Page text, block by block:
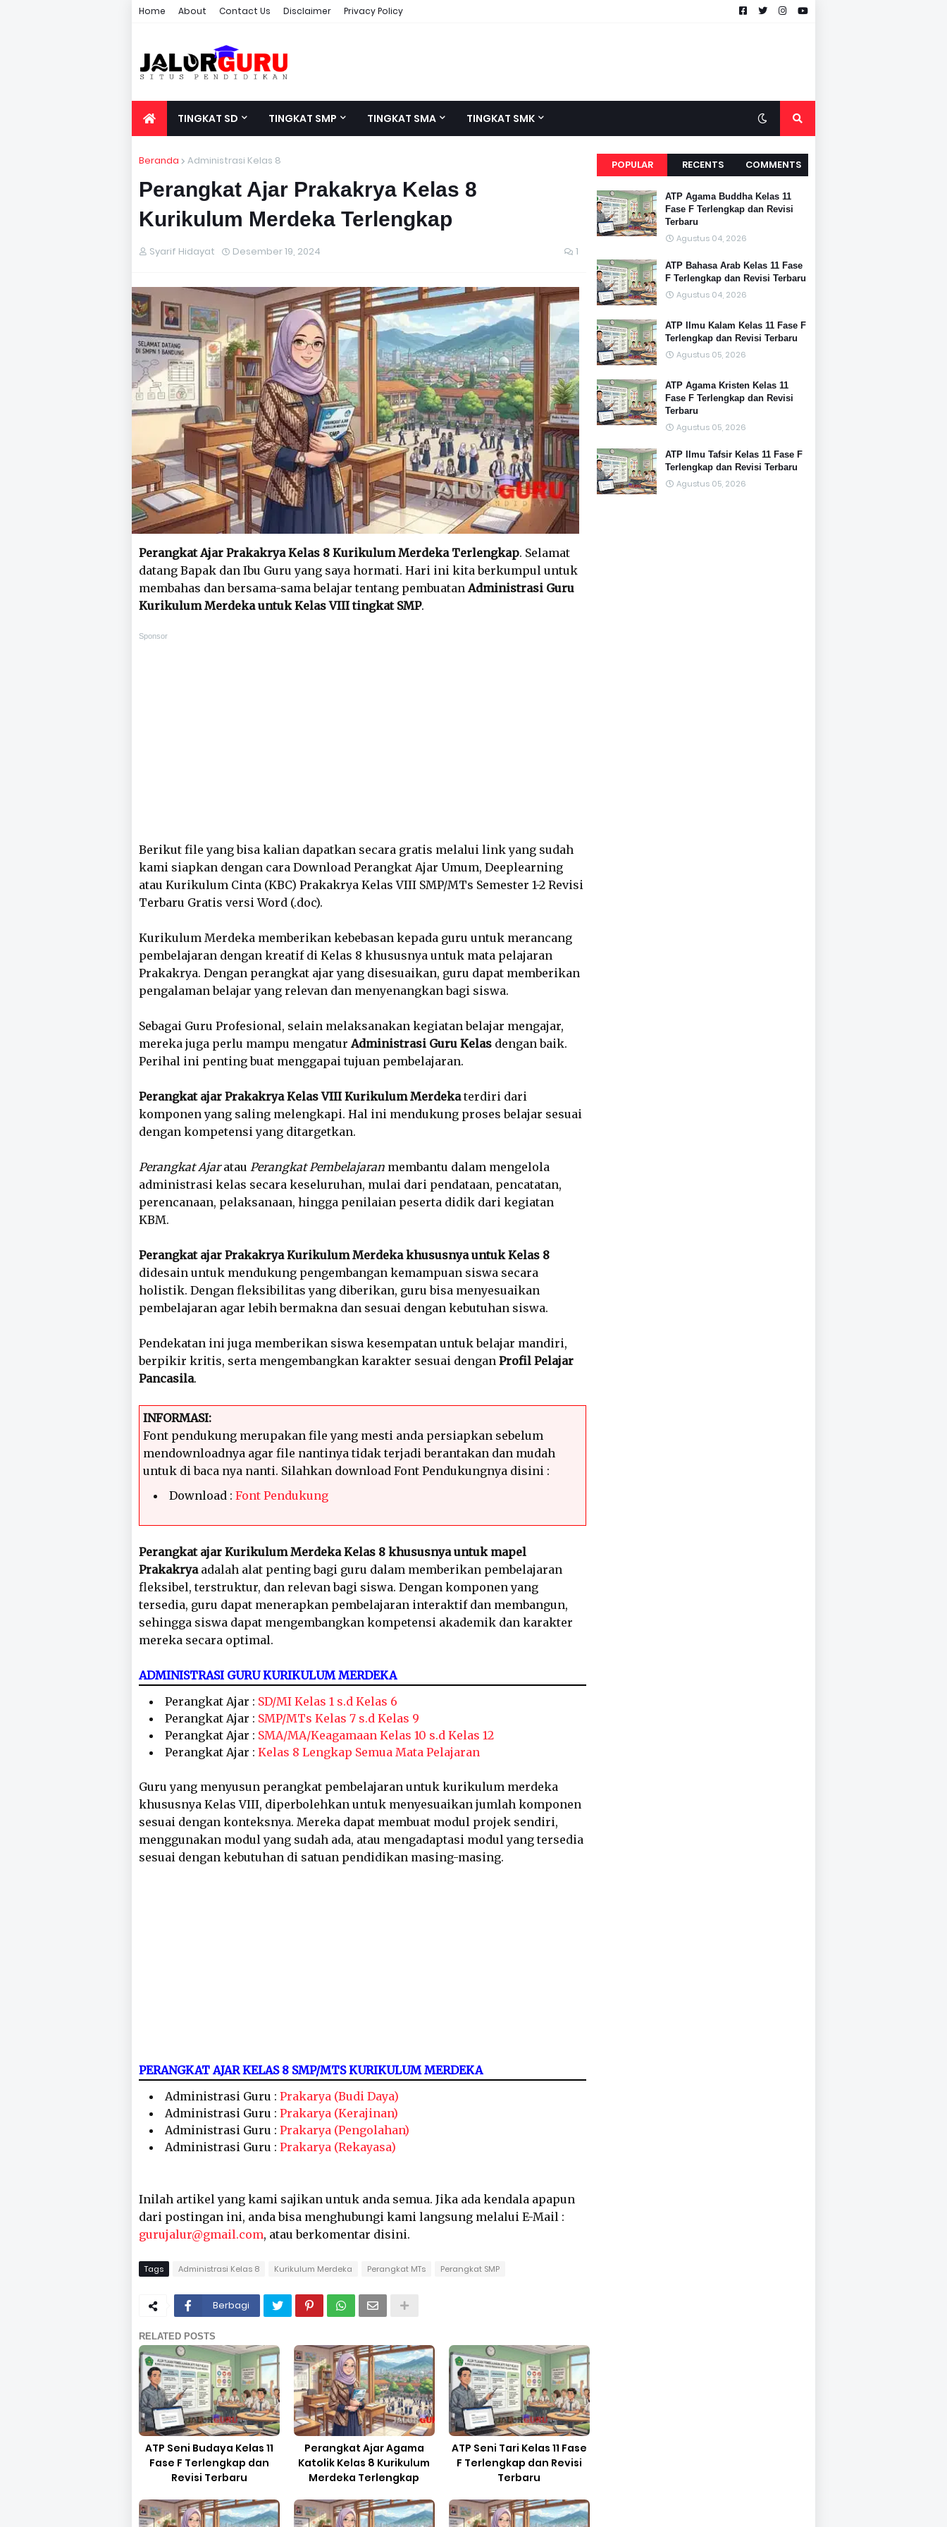
Home About Contact Us Disclaimer Privacy Policy
TINGKAT SD TINGKAT SMP TINGKAT SMA TINGKAT SMK
Beranda Administrasi Kelas 8
Perangkat Ajar Prakakrya Kelas 8
Kurikulum Merdeka Terlengkap
Syarif Hidayat Desember 19, 2024 1
Perangkat Ajar Prakakrya Kelas 8 Kurikulum Merdeka Terlengkap. Selamat
datang Bapak dan Ibu Guru yang saya hormati. Hari ini kita berkumpul untuk
membahas dan bersama-sama belajar tentang pembuatanAdministrasi Guru
Kurikulum Merdeka untuk Kelas VIII tingkat SMP.
Sponsor
Berikut file yang bisa kalian dapatkan secara gratis melalui link yang sudah
kami siapkan dengan cara Download Perangkat Ajar Umum, Deeplearning
atau Kurikulum Cinta (KBC) Prakakrya Kelas VIII SMP/MTs Semester 1-2 Revisi
Terbaru Gratis versi Word (.doc).
Kurikulum Merdeka memberikan kebebasan kepada guru untuk merancang
pembelajaran dengan kreatif di Kelas 8 khususnya untuk mata pelajaran
Prakakrya. Dengan perangkat ajar yang disesuaikan, guru dapat memberikan
pengalaman belajar yang relevan dan menyenangkan bagi siswa.
Sebagai Guru Profesional, selain melaksanakan kegiatan belajar mengajar,
mereka juga perlu mampu mengaturAdministrasi Guru Kelas dengan baik.
Perihal ini penting buat menggapai tujuan pembelajaran.
Perangkat ajar Prakakrya Kelas VIII Kurikulum Merdekaterdiri dari
komponen yang saling melengkapi. Hal ini mendukung proses belajar sesuai
dengan kompetensi yang ditargetkan.
Perangkat Ajaratau Perangkat Pembelajaran membantu dalam mengelola
administrasi kelas secara keseluruhan, mulai dari pendataan, pencatatan,
perencanaan, pelaksanaan, hingga penilaian peserta didik dari kegiatan
KBM.
Perangkat ajar Prakakrya Kurikulum Merdeka khususnya untuk Kelas 8
didesain untuk mendukung pengembangan kemampuan siswa secara
holistik. Dengan fleksibilitas yang diberikan, guru bisa menyesuaikan
pembelajaran agar lebih bermakna dan sesuai dengan kebutuhan siswa.
Pendekatan ini juga memberikan siswa kesempatan untuk belajar mandiri,
berpikir kritis, serta mengembangkan karakter sesuai dengan Profil Pelajar
Pancasila.
INFORMASI:
Font pendukung merupakan file yang mesti anda persiapkan sebelum
mendownloadnya agar file nantinya tidak terjadi berantakan dan mudah
untuk di baca nya nanti. Silahkan download Font Pendukungnya disini :
Download : Font Pendukung
Perangkat ajar Kurikulum Merdeka Kelas 8 khususnya untuk mapel
Prakakryaadalah alat penting bagi guru dalam memberikan pembelajaran
fleksibel, terstruktur, dan relevan bagi siswa. Dengan komponen yang
tersedia, guru dapat menerapkan pembelajaran interaktif dan membangun,
sehingga siswa dapat mengembangkan kompetensi akademik dan karakter
mereka secara optimal.
ADMINISTRASI GURU KURIKULUM MERDEKA
Perangkat Ajar : SD/MI Kelas 1 s.d Kelas 6
Perangkat Ajar : SMP/MTs Kelas 7 s.d Kelas 9
Perangkat Ajar : SMA/MA/Keagamaan Kelas 10 s.d Kelas 12
Perangkat Ajar : Kelas 8 Lengkap Semua Mata Pelajaran
Guru yang menyusun perangkat pembelajaran untuk kurikulum merdeka
khususnya Kelas VIII, diperbolehkan untuk menyesuaikan jumlah komponen
sesuai dengan konteksnya. Mereka dapat membuat modul projek sendiri,
menggunakan modul yang sudah ada, atau mengadaptasi modul yang tersedia
sesuai dengan kebutuhan di satuan pendidikan masing-masing.
PERANGKAT AJAR KELAS 8 SMP/MTS KURIKULUM MERDEKA
Administrasi Guru : Prakarya (Budi Daya)
Administrasi Guru : Prakarya (Kerajinan)
Administrasi Guru : Prakarya (Pengolahan)
Administrasi Guru : Prakarya (Rekayasa)
Inilah artikel yang kami sajikan untuk anda semua. Jika ada kendala apapun
dari postingan ini, anda bisa menghubungi kami langsung melalui E-Mail :
gurujalur@gmail.com, atau berkomentar disini.
Tags Administrasi Kelas 8 Kurikulum Merdeka Perangkat MTs Perangkat SMP
Berbagi
RELATED POSTS
ATP Seni Budaya Kelas 11
Fase F Terlengkap dan
Revisi Terbaru
Perangkat Ajar Agama
Katolik Kelas 8 Kurikulum
Merdeka Terlengkap
ATP Seni Tari Kelas 11 Fase
F Terlengkap dan Revisi
Terbaru
POPULAR RECENTS COMMENTS
ATP Agama Buddha Kelas 11
Fase F Terlengkap dan Revisi
Terbaru
Agustus 04, 2026
ATP Bahasa Arab Kelas 11 Fase
F Terlengkap dan Revisi Terbaru
Agustus 04, 2026
ATP Ilmu Kalam Kelas 11 Fase F
Terlengkap dan Revisi Terbaru
Agustus 05, 2026
ATP Agama Kristen Kelas 11
Fase F Terlengkap dan Revisi
Terbaru
Agustus 05, 2026
ATP Ilmu Tafsir Kelas 11 Fase F
Terlengkap dan Revisi Terbaru
Agustus 05, 2026